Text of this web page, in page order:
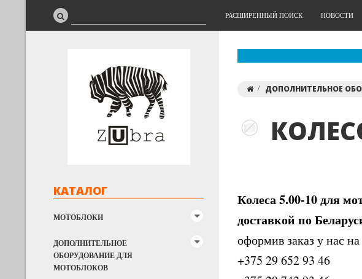
РАСШИРЕННЫЙ ПОИСК НОВОСТИ
КАТАЛОГ
МОТОБЛОКИ
ДОПОЛНИТЕЛЬНОЕ
ОБОРУДОВАНИЕ ДЛЯ
МОТОБЛОКОВ
ДОПОЛНИТЕЛЬНОЕ
Колеса 5.00-10 для
доставкой по
оформив заказ у нас
+375 29 652 93 46